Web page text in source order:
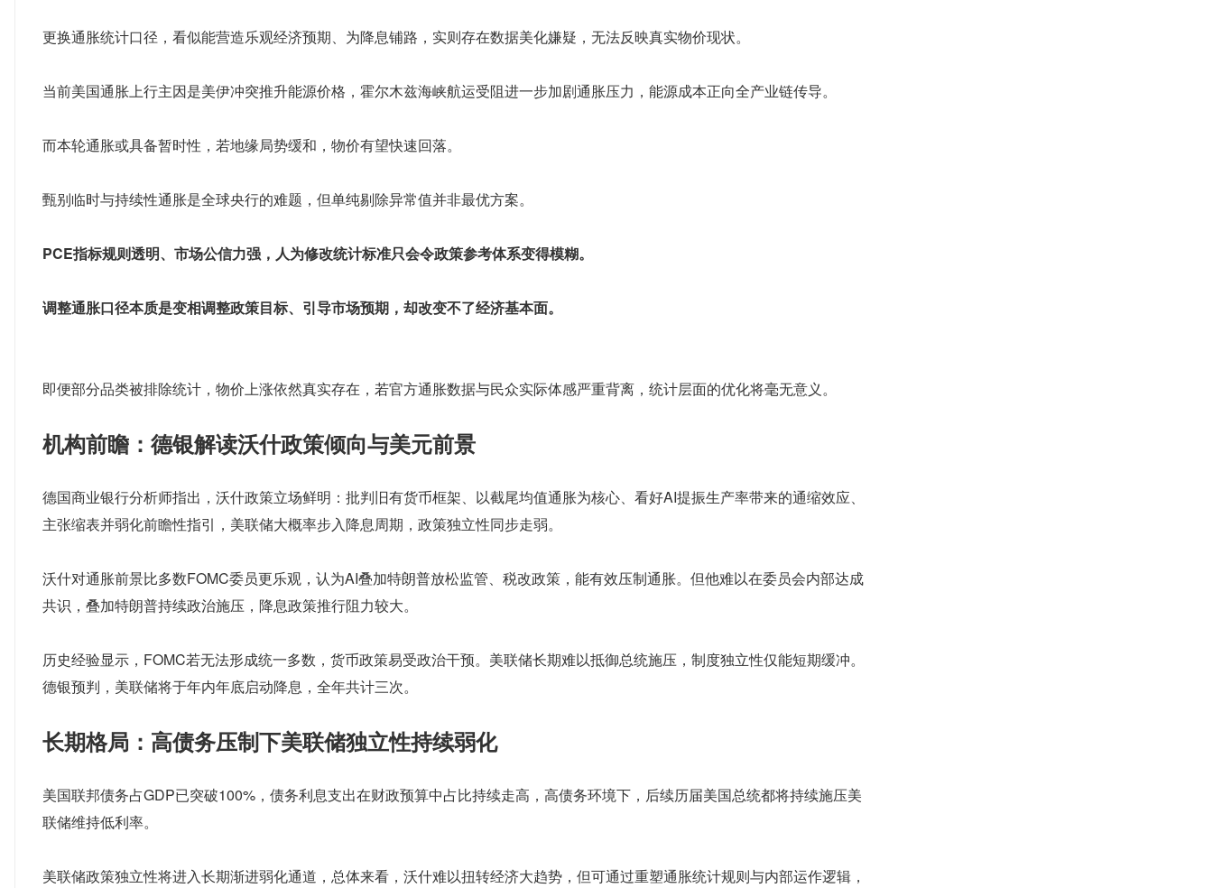
更换通胀统计口径，看似能营造乐观经济预期、为降息铺路，实则存在数据美化嫌疑，无法反映真实物价现状。
当前美国通胀上行主因是美伊冲突推升能源价格，霍尔木兹海峡航运受阻进一步加剧通胀压力，能源成本正向全产业链传导。
而本轮通胀或具备暂时性，若地缘局势缓和，物价有望快速回落。
甄别临时与持续性通胀是全球央行的难题，但单纯剔除异常值并非最优方案。
PCE指标规则透明、市场公信力强，人为修改统计标准只会令政策参考体系变得模糊。
调整通胀口径本质是变相调整政策目标、引导市场预期，却改变不了经济基本面。
即便部分品类被排除统计，物价上涨依然真实存在，若官方通胀数据与民众实际体感严重背离，统计层面的优化将毫无意义。
机构前瞻：德银解读沃什政策倾向与美元前景
德国商业银行分析师指出，沃什政策立场鲜明：批判旧有货币框架、以截尾均值通胀为核心、看好AI提振生产率带来的通缩效应、
主张缩表并弱化前瞻性指引，美联储大概率步入降息周期，政策独立性同步走弱。
沃什对通胀前景比多数FOMC委员更乐观，认为AI叠加特朗普放松监管、税改政策，能有效压制通胀。但他难以在委员会内部达成
共识，叠加特朗普持续政治施压，降息政策推行阻力较大。
历史经验显示，FOMC若无法形成统一多数，货币政策易受政治干预。美联储长期难以抵御总统施压，制度独立性仅能短期缓冲。
德银预判，美联储将于年内年底启动降息，全年共计三次。
长期格局：高债务压制下美联储独立性持续弱化
美国联邦债务占GDP已突破100%，债务利息支出在财政预算中占比持续走高，高债务环境下，后续历届美国总统都将持续施压美
联储维持低利率。
美联储政策独立性将进入长期渐进弱化通道，总体来看，沃什难以扭转经济大趋势，但可通过重塑通胀统计规则与内部运作逻辑，